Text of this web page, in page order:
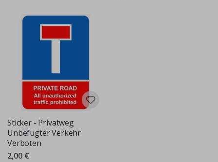
Sticker - Privatweg
Unbefugter Verkehr
Verboten
2,00 €